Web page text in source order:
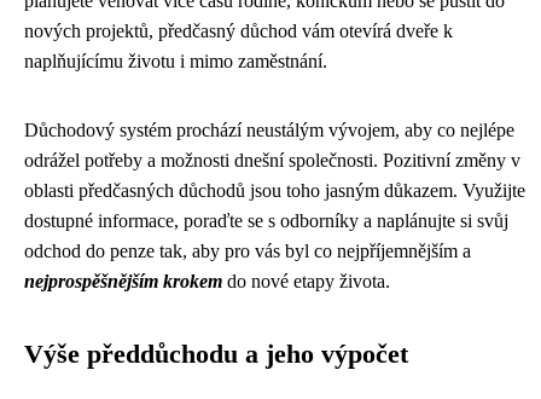
nových projektů, předčasný důchod vám otevírá dveře k
naplňujícímu životu i mimo zaměstnání.
Důchodový systém prochází neustálým vývojem, aby co nejlépe
odrážel potřeby a možnosti dnešní společnosti. Pozitivní změny v
oblasti předčasných důchodů jsou toho jasným důkazem. Využijte
dostupné informace, poraďte se s odborníky a naplánujte si svůj
odchod do penze tak, aby pro vás byl co nejpříjemnějším a
nejprospěšnějším krokem do nové etapy života.
Výše předdůchodu a jeho výpočet